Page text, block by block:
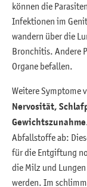
können die
Infektionen im
wandern über die
Bronchitis. Andere
Organe befallen.
Weitere Symptome
Nervosität,
Gewichtszunahme
Abfallstoffe ab:
für die Entgiftung
die Milz und
werden. Im